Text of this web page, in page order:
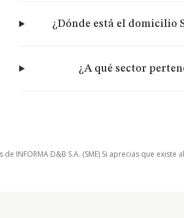
¿Dónde está el domicilio
¿A qué sector
INFORMA D&B S.A. (SME) Si aprecias que